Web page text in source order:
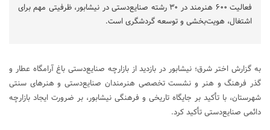
فعالیت ۶۰۰ هنرمند در ۳۰ رشته صنایع‌دستی در نیشابور، ظرفیتی مهم برای
اشتغال، هویت‌بخشی و توسعه گردشگری است.
به گزارش اختر شرق؛ نیشابور در بازدید از بازارچه صنایع‌دستی باغ آرامگاه عطار و
گذر فرهنگ و هنر و نشست تخصصی هنرمندان صنایع‌دستی و هنر‌های سنتی
شهرستان، با تأکید بر جایگاه تاریخی و فرهنگی نیشابور، بر ضرورت ایجاد بازارچه
دائمی صنایع‌دستی تأکید کرد.